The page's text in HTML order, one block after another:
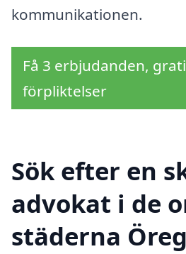
kommunikationen.
Få 3 erbjudanden,
förpliktelser
Sök efter en
advokat i de
städerna